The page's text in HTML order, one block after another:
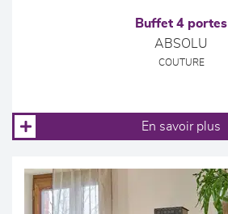
Buffet 4 portes
ABSOLU
COUTURE
En savoir plus